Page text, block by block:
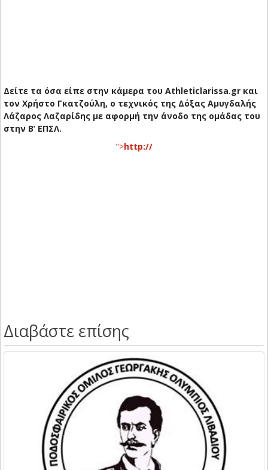
Δείτε τα όσα είπε στην κάμερα του Athleticlarissa.gr και
τον Χρήστο Γκατζούλη, ο τεχνικός της Δόξας Αμυγδαλής
Λάζαρος Λαζαρίδης με αφορμή την άνοδο της ομάδας του
στην Β’ ΕΠΣΛ.
">http://
Διαβάστε επίσης